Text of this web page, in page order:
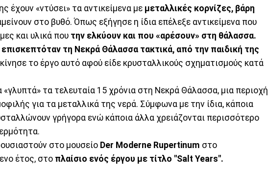
έχουν «ντύσει» τα αντικείμενα με μεταλλικές κορνίζες, βάρη
στο βυθό. Όπως εξήγησε η ίδια επέλεξε αντικείμενα που
και υλικά που την ελκύουν και που «αρέσουν» στη θάλασσα.
επισκεπτόταν τη Νεκρά Θάλασσα τακτικά, από την παιδική της
το έργο αυτό αφού είδε κρυσταλλικούς σχηματισμούς κατά
«γλυπτά» τα τελευταία 15 χρόνια στη Νεκρά Θάλασσα, μια περιοχή
για τα μεταλλικά της νερά. Σύμφωνα με την ίδια, κάποια
γρήγορα ενώ κάποια άλλα χρειάζονται περισσότερο
στο μουσείο Der Moderne Rupertinum στο
έτος, στο πλαίσιο ενός έργου με τίτλο "Salt Years".